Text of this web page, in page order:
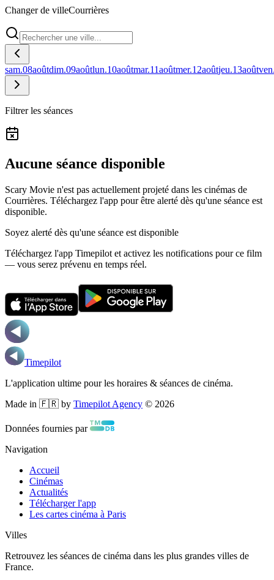
Changer de villeCourrières
sam.08aoûtdim.09aoûtlun.10aoûtmar.11aoûtmer.12aoûtjeu.13août
Filtrer les séances
Aucune séance disponible
Scary Movie n'est pas actuellement projeté dans les cinémas de
Courrières. Téléchargez l'app pour être alerté dès qu'une séance est
disponible.
Soyez alerté dès qu'une séance est disponible
Téléchargez l'app Timepilot et activez les notifications pour ce film
— vous serez prévenu en temps réel.
Timepilot
L'application ultime pour les horaires & séances de cinéma.
Made in 🇫🇷 by Timepilot Agency © 2026
Données fournies par
Navigation
Accueil
Cinémas
Actualités
Télécharger l'app
Les cartes cinéma à Paris
Villes
Retrouvez les séances de cinéma dans les plus grandes villes de
France.